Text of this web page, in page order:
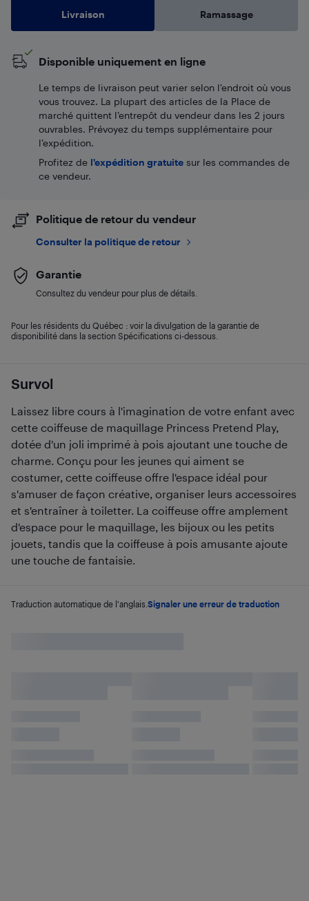
Survol
Laissez libre cours à l'imagination de votre enfant avec
cette coiffeuse de maquillage Princess Pretend Play,
dotée d'un joli imprimé à pois ajoutant une touche de
charme. Conçu pour les jeunes qui aiment se
costumer, cette coiffeuse offre l'espace idéal pour
s'amuser de façon créative, organiser leurs accessoires
et s'entraîner à toiletter. La coiffeuse offre amplement
d'espace pour le maquillage, les bijoux ou les petits
jouets, tandis que la coiffeuse à pois amusante ajoute
une touche de fantaisie.
Traduction automatique de l'anglais. Signaler une erreur de traduction
Livraison Ramassage
Disponible uniquement en ligne
Le temps de livraison peut varier selon l'endroit où vous
vous trouvez. La plupart des articles de la Place de
marché quittent l’entrepôt du vendeur dans les 2 jours
ouvrables. Prévoyez du temps supplémentaire pour
l’expédition.
Profitez de l'expédition gratuite sur les commandes de
ce vendeur.
Politique de retour du vendeur
Consulter la politique de retour
Garantie
Consultez du vendeur pour plus de détails.
Pour les résidents du Québec : voir la divulgation de la garantie de
disponibilité dans la section Spécifications ci-dessous.